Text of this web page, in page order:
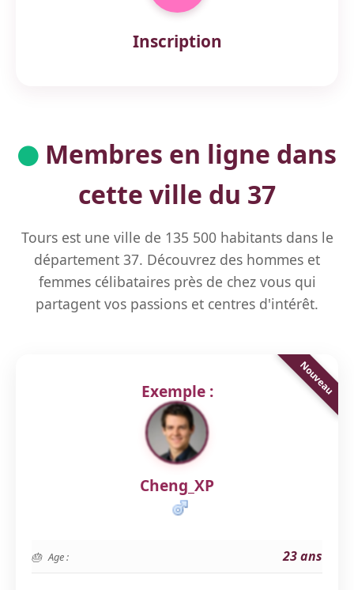
Inscription
Membres en ligne dans
cette ville du 37
Tours est une ville de 135 500 habitants dans le
département 37. Découvrez des hommes et
femmes célibataires près de chez vous qui
partagent vos passions et centres d'intérêt.
Exemple :
Cheng_XP
Age : 23 ans